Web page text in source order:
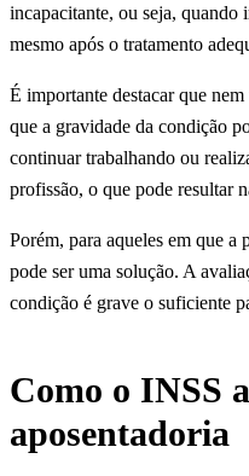
incapacitante, ou seja,
mesmo após o tratamento
É importante destacar que
que a gravidade da condição
continuar trabalhando ou
profissão, o que pode resultar
Porém, para aqueles em que a
pode ser uma solução. A
condição é grave o suficiente
Como o INSS
aposentadoria